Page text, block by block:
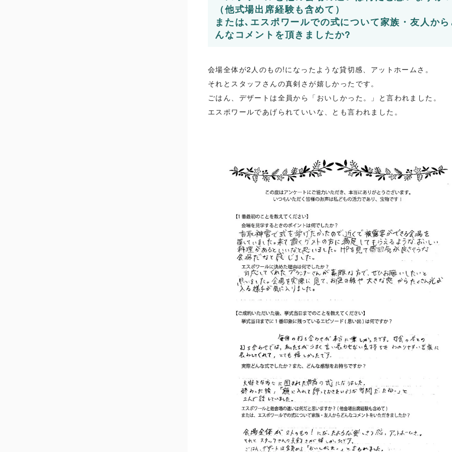
（他式場出席経験も含めて）
または､エスポワールでの式について家族・友人か
んなコメントを頂きましたか?
会場全体が2人のもの!になったような貸切感、アットホームさ。
それとスタッフさんの真剣さが嬉しかったです。
ごはん、デザートは全員から「おいしかった。」と言われました。
エスポワールであげられていいな、とも言われました。